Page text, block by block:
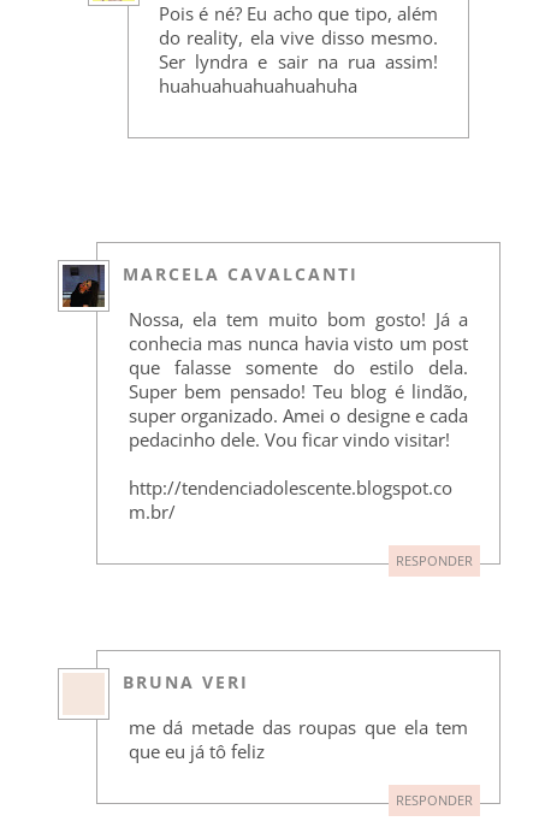
Pois é né? Eu acho que tipo, além
do reality, ela vive disso mesmo.
Ser lyndra e sair na rua assim!
huahuahuahuahuahuha
MARCELA CAVALCANTI
Nossa, ela tem muito bom gosto! Já a
conhecia mas nunca havia visto um post
que falasse somente do estilo dela.
Super bem pensado! Teu blog é lindão,
super organizado. Amei o designe e cada
pedacinho dele. Vou ficar vindo visitar!
http://tendenciadolescente.blogspot.co
m.br/
RESPONDER
BRUNA VERI
me dá metade das roupas que ela tem
que eu já tô feliz
RESPONDER